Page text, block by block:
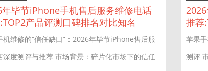
毕节iPhone手机售后服务维修电话
产品评测口碑排名对比知名
机维修的“信任缺口”：2026年毕节iPhone售后服
深度测评与推荐 市场背景：碎片化市场下的信任
推荐
苹果
测评